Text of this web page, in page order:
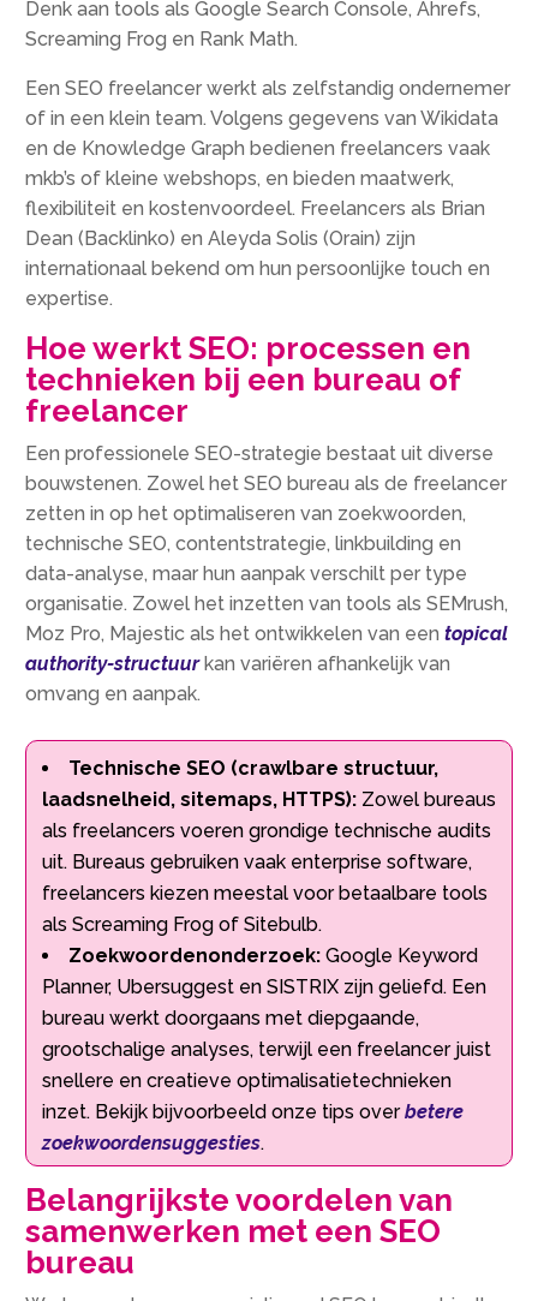
Denk aan tools als Google Search Console, Ahrefs,
Screaming Frog en Rank Math.​
Een SEO freelancer werkt als zelfstandig ondernemer
of in een klein team.​ Volgens gegevens van Wikidata
en de Knowledge Graph bedienen freelancers vaak
mkb’s of kleine webshops, en bieden maatwerk,
flexibiliteit en kostenvoordeel.​ Freelancers als Brian
Dean (Backlinko) en Aleyda Solis (Orain) zijn
internationaal bekend om hun persoonlijke touch en
expertise.​
Hoe werkt SEO: processen en
technieken bij een bureau of
freelancer
Een professionele SEO-strategie bestaat uit diverse
bouwstenen.​ Zowel het SEO bureau als de freelancer
zetten in op het optimaliseren van zoekwoorden,
technische SEO, contentstrategie, linkbuilding en
data-analyse, maar hun aanpak verschilt per type
organisatie.​ Zowel het inzetten van tools als SEMrush,
Moz Pro, Majestic als het ontwikkelen van eentopical
authority-structuurkan variëren afhankelijk van
omvang en aanpak.​
Technische SEO (crawlbare structuur,
laadsnelheid, sitemaps, HTTPS): Zowel bureaus
als freelancers voeren grondige technische audits
uit.​ Bureaus gebruiken vaak enterprise software,
freelancers kiezen meestal voor betaalbare tools
als Screaming Frog of Sitebulb.​
Zoekwoordenonderzoek: Google Keyword
Planner, Ubersuggest en SISTRIX zijn geliefd.​ Een
bureau werkt doorgaans met diepgaande,
grootschalige analyses, terwijl een freelancer juist
snellere en creatieve optimalisatietechnieken
inzet.​ Bekijk bijvoorbeeld onze tips overbetere
zoekwoordensuggesties.​
Belangrijkste voordelen van
samenwerken met een SEO
bureau